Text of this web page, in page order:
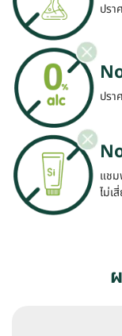
ปรา
ปรา
แช
ไม่เ